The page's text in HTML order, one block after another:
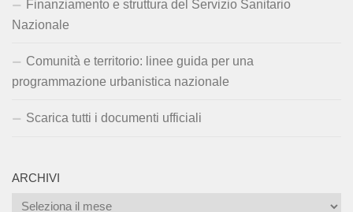
Finanziamento e struttura del Servizio Sanitario
Nazionale
Comunità e territorio: linee guida per una
programmazione urbanistica nazionale
Scarica tutti i documenti ufficiali
ARCHIVI
Archivi